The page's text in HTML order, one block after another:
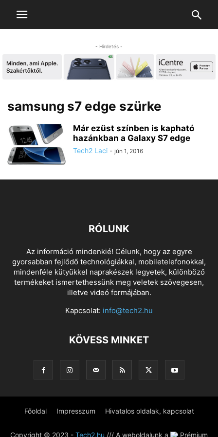
- Hirdetés -
samsung s7 edge szürke
Már ezüst színben is kapható
hazánkban a Galaxy S7 edge
Tech2 Laci - jún 1, 2016
RÓLUNK
Az információ mindenkié! Célunk, hogy az egyre
gyorsabban fejlődő technológiákkal, mobiletelefonokkal,
mindenféle kütyükkel naprakészek legyetek, különböző
termékeket ismertethessünk meg veletek szövegesen,
illetve videó formájában.
Kapcsolat: info@tech2.hu
KÖVESS MINKET
Főoldal Impresszum Hivatalos oldalak, kapcsolat
Copyright © 2023 - Tech2.hu /// A weboldalunk a Prémium